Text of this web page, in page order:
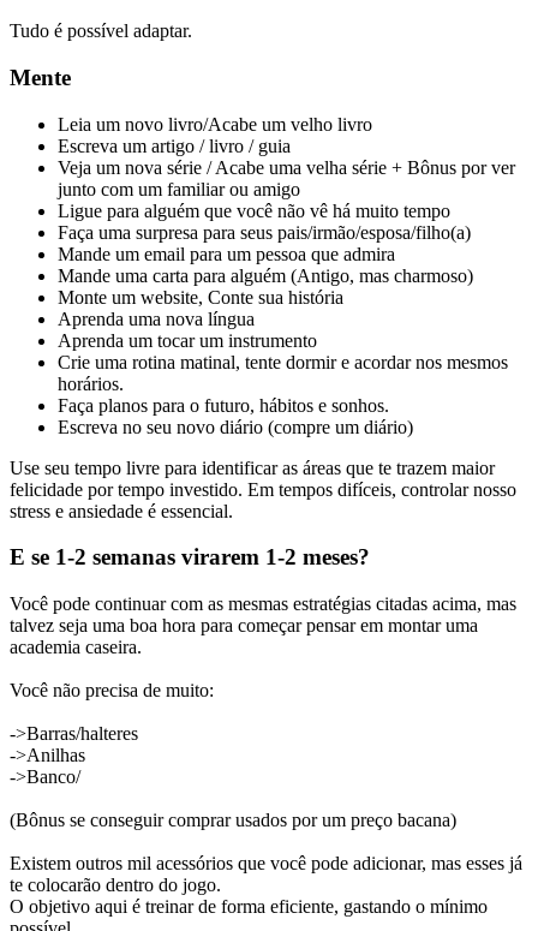
Tudo é possível adaptar.
Mente
Leia um novo livro/Acabe um velho livro
Escreva um artigo / livro / guia
Veja um nova série / Acabe uma velha série + Bônus por ver
junto com um familiar ou amigo
Ligue para alguém que você não vê há muito tempo
Faça uma surpresa para seus pais/irmão/esposa/filho(a)
Mande um email para um pessoa que admira
Mande uma carta para alguém (Antigo, mas charmoso)
Monte um website, Conte sua história
Aprenda uma nova língua
Aprenda um tocar um instrumento
Crie uma rotina matinal, tente dormir e acordar nos mesmos
horários.
Faça planos para o futuro, hábitos e sonhos.
Escreva no seu novo diário (compre um diário)
Use seu tempo livre para identificar as áreas que te trazem maior
felicidade por tempo investido. Em tempos difíceis, controlar nosso
stress e ansiedade é essencial.
E se 1-2 semanas virarem 1-2 meses?
Você pode continuar com as mesmas estratégias citadas acima, mas
talvez seja uma boa hora para começar pensar em montar uma
academia caseira.
Você não precisa de muito:
->Barras/halteres
->Anilhas
->Banco/
(Bônus se conseguir comprar usados por um preço bacana)
Existem outros mil acessórios que você pode adicionar, mas esses já
te colocarão dentro do jogo.
O objetivo aqui é treinar de forma eficiente, gastando o mínimo